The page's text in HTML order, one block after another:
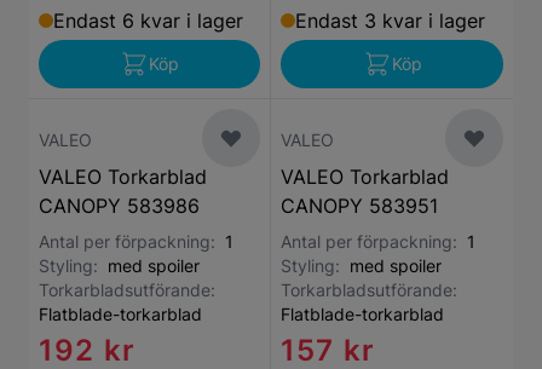
Endast 6 kvar i lager
Köp
Endast 3 kvar i lager
Köp
VALEO
VALEO Torkarblad
CANOPY 583986
Antal per förpackning: 1
Styling: med spoiler
Torkarbladsutförande:
Flatblade-torkarblad
192 kr
VALEO
VALEO Torkarblad
CANOPY 583951
Antal per förpackning: 1
Styling: med spoiler
Torkarbladsutförande:
Flatblade-torkarblad
157 kr